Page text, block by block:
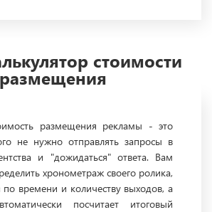
стоимости
размещения
размещения рекламы - это
не нужно отправлять запросы в
и "дожидаться" ответа. Вам
хронометраж своего ролика,
по времени и количеству выходов, а
посчитает итоговый